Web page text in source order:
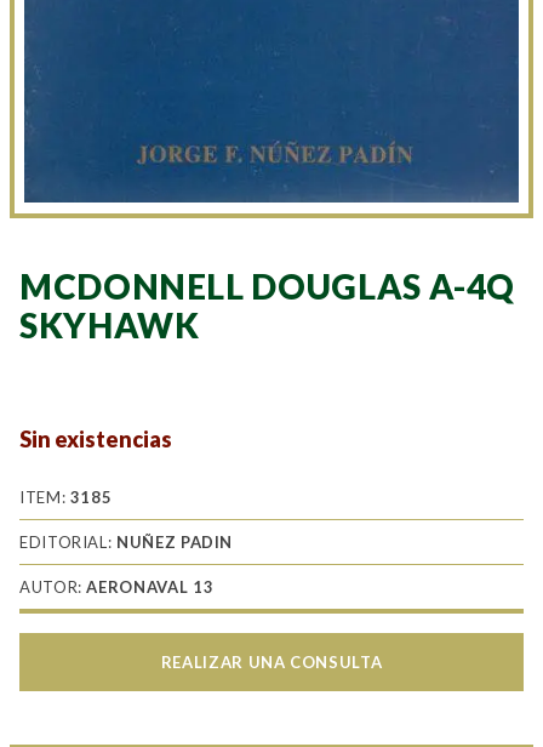
MCDONNELL DOUGLAS A-4Q
SKYHAWK
Sin existencias
ITEM: 3185
EDITORIAL: NUÑEZ PADIN
AUTOR:AERONAVAL 13
REALIZAR UNA CONSULTA